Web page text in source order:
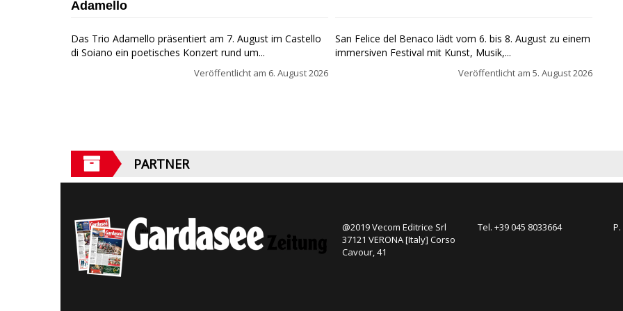
Adamello
Das Trio Adamello präsentiert am 7. August im Castello
di Soiano ein poetisches Konzert rund um...
Veröffentlicht am 6. August 2026
San Felice del Benaco lädt vom 6. bis 8. August zu einem
immersiven Festival mit Kunst, Musik,...
Veröffentlicht am 5. August 2026
PARTNER
@2019 Vecom Editrice Srl
37121 VERONA [Italy] Corso
Cavour, 41
Tel. +39 045 8033664